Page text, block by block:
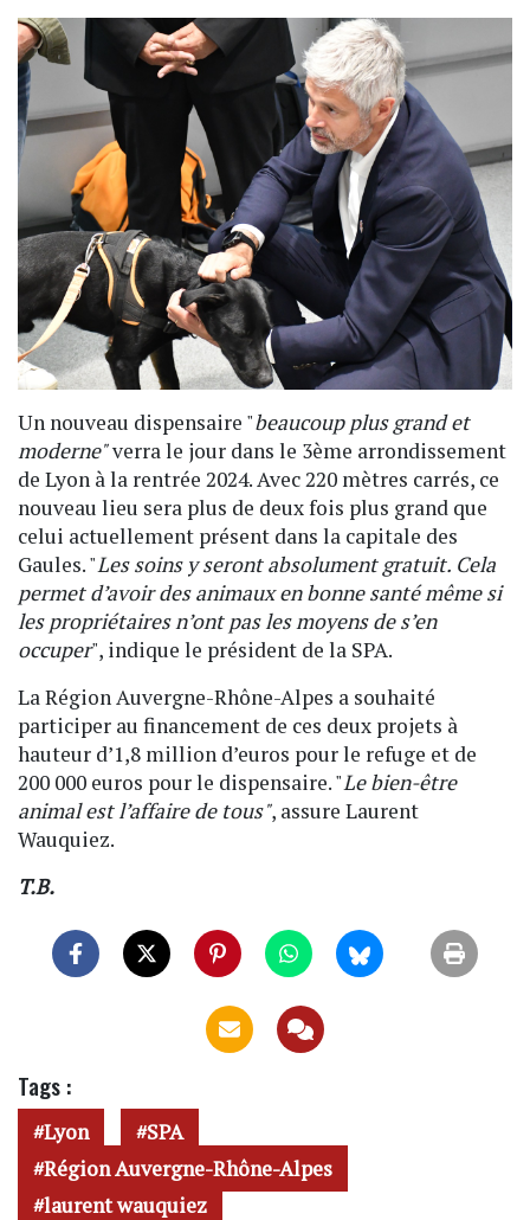
Un nouveau dispensaire "beaucoup plus grand et
moderne"verra le jour dans le 3ème arrondissement
de Lyon à la rentrée 2024. Avec 220 mètres carrés, ce
nouveau lieu sera plus de deux fois plus grand que
celui actuellement présent dans la capitale des
Gaules. "Les soins y seront absolument gratuit. Cela
permet d’avoir des animaux en bonne santé même si
les propriétaires n’ont pas les moyens de s’en
occuper", indique le président de la SPA.
La Région Auvergne-Rhône-Alpes a souhaité
participer au financement de ces deux projets à
hauteur d’1,8 million d’euros pour le refuge et de
200 000 euros pour le dispensaire. "Le bien-être
animal est l’affaire de tous", assure Laurent
Wauquiez.
T.B.
Tags :
Lyon
SPA
Région Auvergne-Rhône-Alpes
laurent wauquiez